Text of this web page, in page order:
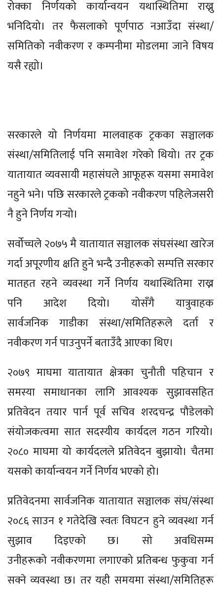
रोक्का निर्णयको कार्यान्वयन यथास्थितिमा राख्नु
भनिदियो। तर फैसलाको पूर्णपाठ नआउँदा संस्था/
समितिको नवीकरण र कम्पनीमा मोडलमा जाने विषय
यसै रह्यो।
सरकारले यो निर्णयमा मालवाहक ट्रकका सञ्चालक
संस्था/समितिलाई पनि समावेश गरेको थियो। तर ट्रक
यातायात व्यवसायी महासंघले आफूहरू यसमा समावेश
नहुने भने। पछि सरकारले ट्रकको नवीकरण पहिलेजसरी
नै हुने निर्णय गर्‍यो।
सर्वोच्चले २०७५ मै यातायात सञ्चालक संघसंस्था खारेज
गर्दा अपूरणीय क्षति हुने भन्दै उनीहरूको सम्पत्ति सरकार
मातहत रहने व्यवस्था गर्ने निर्णय यथास्थितिमा राख्न
पनि आदेश दियो। योसँगै यात्रुवाहक
सार्वजनिक गाडीका संस्था/समितिहरूले दर्ता र
नवीकरण गर्न पाउनुपर्ने बताउँदै आएका थिए।
२०७९ माघमा यातायात क्षेत्रका चुनौती पहिचान र
समस्या समाधानका लागि आवश्यक सुझावसहित
प्रतिवेदन तयार पार्न पूर्व सचिव शरदचन्द्र पौडेलको
संयोजकत्वमा सात सदस्यीय कार्यदल गठन गरियो।
२०८० माघमा यो कार्यदलले प्रतिवेदन बुझायो। चैतमा
यसको कार्यान्वयन गर्ने निर्णय भएको हो।
प्रतिवेदनमा सार्वजनिक यातायात सञ्चालक संघ/संस्था
२०८६ साउन १ गतेदेखि स्वतः विघटन हुने व्यवस्था गर्न
सुझाव दिइएको छ। सो अवधिसम्म
उनीहरूको नवीकरणमा लगाएको प्रतिबन्ध फुकुवा गर्न
सक्ने व्यवस्था छ। तर यही समयमा संस्था/समितिहरू